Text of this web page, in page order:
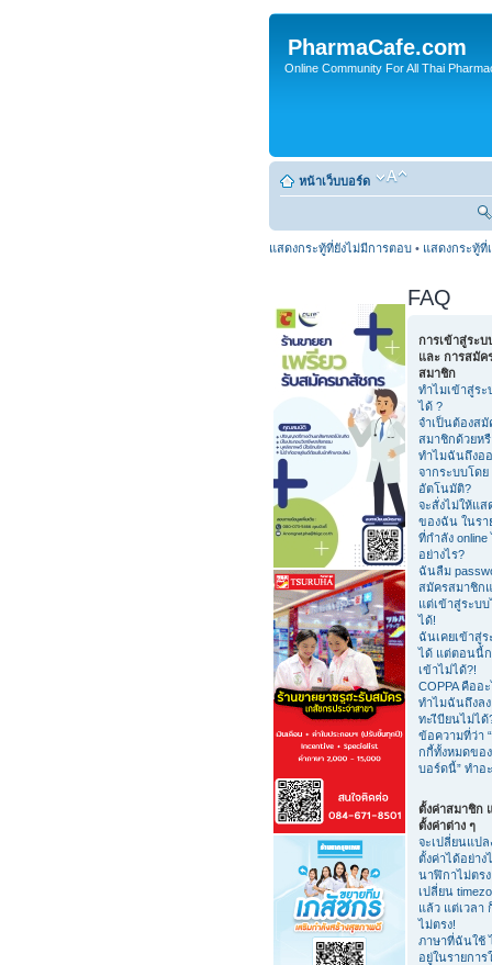
PharmaCafe.com
Online Community For All Thai
หน้าเว็บบอร์ด
แสดงกระทู้ที่ยังไม่มีการตอบ • แสดงกระทู้ที่
FAQ
การเข้าสู่ระบ
และ การสมัค
สมาชิก
ทำไมเข้าสู่ระ
ได้ ?
จำเป็นต้องสมั
สมาชิกด้วยห
ทำไมฉันถึงอ
จากระบบโดย
อัตโนมัติ?
จะสั่งไม่ให้แส
ของฉัน ในรา
ที่กำลัง online
อย่างไร?
ฉันลืม
สมัครสมาชิก
แต่เข้าสู่ระบบ
ได้!
ฉันเคยเข้าสู่ร
ได้ แต่ตอนนี้
เข้าไม่ได้?!
COPPA คืออ
ทำไมฉันถึงลง
ทะเีบียนไม่ได้
ข้อความที่ว่า
กกี้ทั้งหมดของ
บอร์ดนี้” ทำอ
ตั้งค่าสมาชิก
ตั้งค่าต่าง ๆ
จะเปลี่ยนแปล
ตั้งค่าได้อย่าง
นาฬิกาไม่ตร
เปลี่ยน
แล้ว แต่เวลา
ไม่ตรง!
ภาษาที่ฉันใช้
อยู่ในรายการ